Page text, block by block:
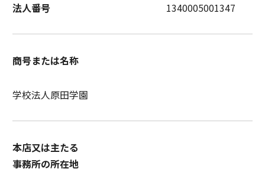
法人番号 1340005001347
商号または名称
学校法人原田学園
本店又は主たる
事務所の所在地